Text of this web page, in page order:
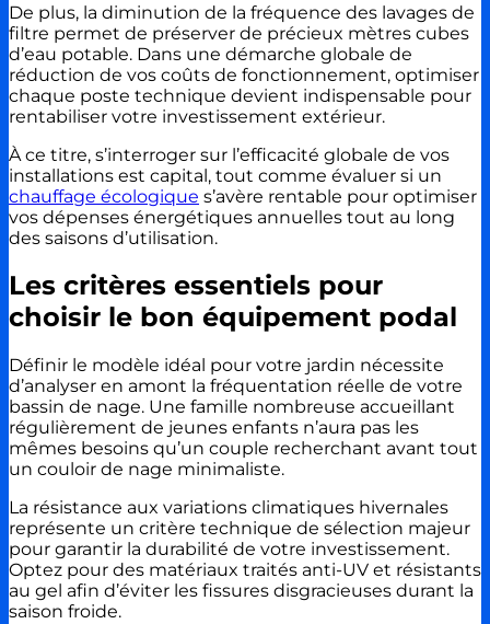
De plus, la diminution de la fréquence des lavages de
filtre permet de préserver de précieux mètres cubes
d’eau potable. Dans une démarche globale de
réduction de vos coûts de fonctionnement, optimiser
chaque poste technique devient indispensable pour
rentabiliser votre investissement extérieur.
À ce titre, s’interroger sur l’efficacité globale de vos
installations est capital, tout comme évaluer si un
chauffage écologique s’avère rentable pour optimiser
vos dépenses énergétiques annuelles tout au long
des saisons d’utilisation.
Les critères essentiels pour
choisir le bon équipement podal
Définir le modèle idéal pour votre jardin nécessite
d’analyser en amont la fréquentation réelle de votre
bassin de nage. Une famille nombreuse accueillant
régulièrement de jeunes enfants n’aura pas les
mêmes besoins qu’un couple recherchant avant tout
un couloir de nage minimaliste.
La résistance aux variations climatiques hivernales
représente un critère technique de sélection majeur
pour garantir la durabilité de votre investissement.
Optez pour des matériaux traités anti-UV et résistants
au gel afin d’éviter les fissures disgracieuses durant la
saison froide.